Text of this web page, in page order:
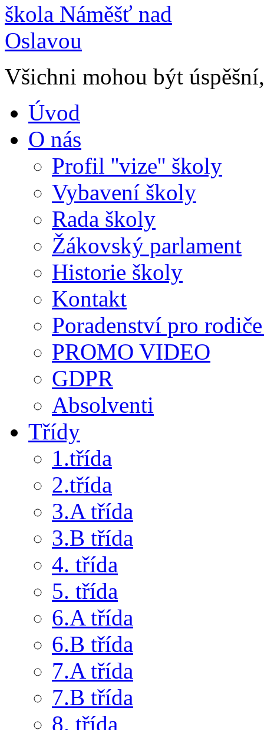
Všichni mohou být
Úvod
O nás
Profil ''vize'' školy
Vybavení školy
Rada školy
Žákovský parlament
Historie školy
Kontakt
Poradenství pro
PROMO VIDEO
GDPR
Absolventi
Třídy
1.třída
2.třída
3.A třída
3.B třída
4. třída
5. třída
6.A třída
6.B třída
7.A třída
7.B třída
8. třída